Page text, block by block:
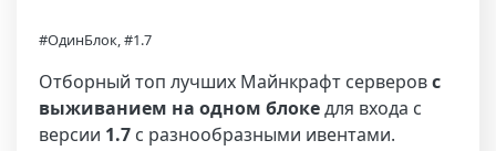
#ОдинБлок, #1.7
Отборный топ лучших Майнкрафт серверовс
выживанием на одном блокедля входа с
версии 1.7 с разнообразными ивентами.